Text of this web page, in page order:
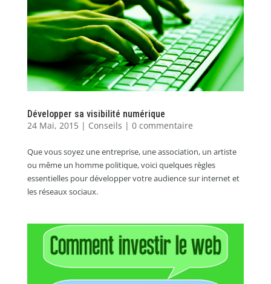
Développer sa visibilité numérique
24 Mai, 2015| Conseils | 0 commentaire
Que vous soyez une entreprise, une association, un artiste
ou même un homme politique, voici quelques règles
essentielles pour développer votre audience sur internet et
les réseaux sociaux.